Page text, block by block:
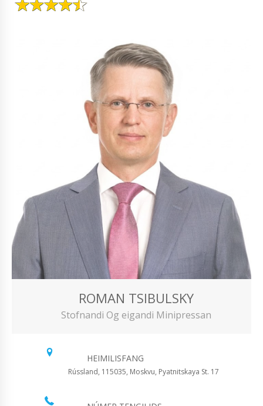
ROMAN TSIBULSKY
Stofnandi Og eigandi Minipressan
HEIMILISFANG
Rússland, 115035, Moskvu, Pyatnitskaya St. 17